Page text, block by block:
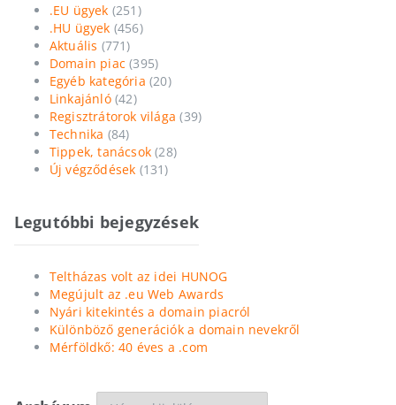
.EU ügyek (251)
.HU ügyek (456)
Aktuális (771)
Domain piac (395)
Egyéb kategória (20)
Linkajánló(42)
Regisztrátorok világa (39)
Technika (84)
Tippek, tanácsok (28)
Új végződések (131)
Legutóbbi bejegyzések
Teltházas volt az idei HUNOG
Megújult az .eu Web Awards
Nyári kitekintés a domain piacról
Különböző generációk a domain nevekről
Mérföldkő: 40 éves a .com